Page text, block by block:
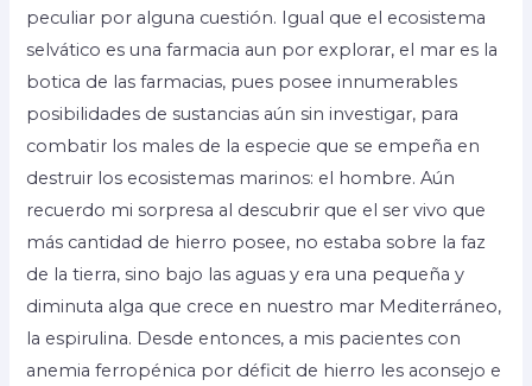
peculiar por alguna cuestión. Igual que el ecosistema
selvático es una farmacia aun por explorar, el mar es la
botica de las farmacias, pues posee innumerables
posibilidades de sustancias aún sin investigar, para
combatir los males de la especie que se empeña en
destruir los ecosistemas marinos: el hombre. Aún
recuerdo mi sorpresa al descubrir que el ser vivo que
más cantidad de hierro posee, no estaba sobre la faz
de la tierra, sino bajo las aguas y era una pequeña y
diminuta alga que crece en nuestro mar Mediterráneo,
la espirulina. Desde entonces, a mis pacientes con
anemia ferropénica por déficit de hierro les aconsejo e